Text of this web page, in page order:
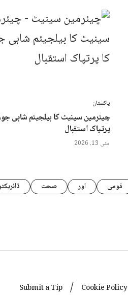
پاکستان
چیئرمین سینیٹ کا بیلجیئم شاہی
پرتپاک استقبال
مئی 13, 2026
قومی اور صحت
Cookie Policy
Submit a Tip